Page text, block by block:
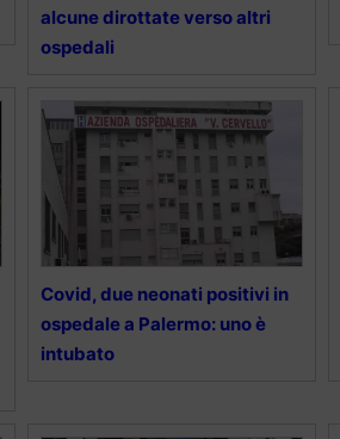
alcune dirottate verso altri
ospedali
Covid, due neonati positivi in
ospedale a Palermo: uno è
intubato